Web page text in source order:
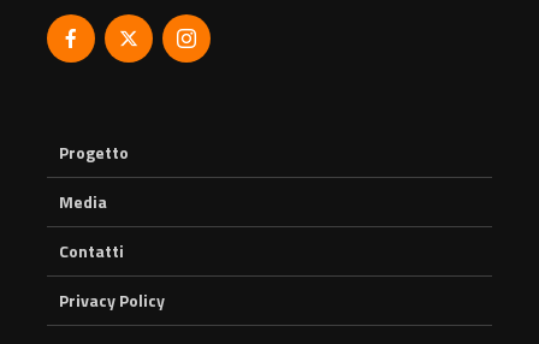
Progetto
Media
Contatti
Privacy Policy